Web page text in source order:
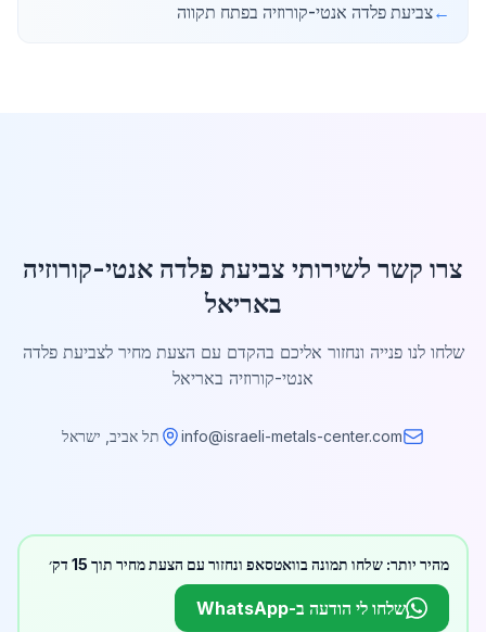
←צביעת פלדה אנטי-קורוזיה בפתח תקווה
צרו קשר לשירותי צביעת פלדה אנטי-קורוזיה
באריאל
שלחו לנו פנייה ונחזור אליכם בהקדם עם הצעת מחיר לצביעת פלדה
אנטי-קורוזיה באריאל
info@israeli-metals-center.com תל אביב, ישראל
מהיר יותר: שלחו תמונה בוואטסאפ ונחזור עם הצעת מחיר תוך 15 דק׳
שלחו לי הודעה ב-WhatsApp